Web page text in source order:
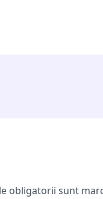
obligatorii sunt